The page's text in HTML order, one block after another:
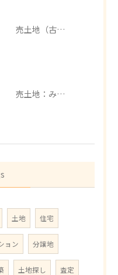
売土地（古家有）：みなべ町芝
売土地：みなべ町埴田
土地 住宅
ョン 分譲地
土地探し 査定